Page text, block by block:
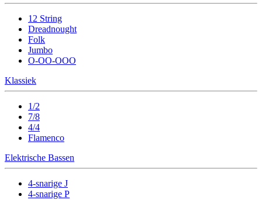
12 String
Dreadnought
Folk
Jumbo
O-OO-OOO
Klassiek
1/2
7/8
4/4
Flamenco
Elektrische Bassen
4-snarige J
4-snarige P